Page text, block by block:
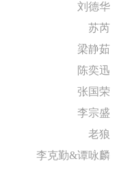
刘德华
苏芮
梁静茹
陈奕迅
张国荣
李宗盛
老狼
李克勤&谭咏麟